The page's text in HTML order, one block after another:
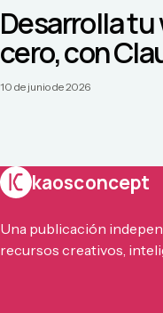
Desarrolla tu
cero, con
10 de junio de 2026
kaosconcept
Una publicación
recursos creativos,